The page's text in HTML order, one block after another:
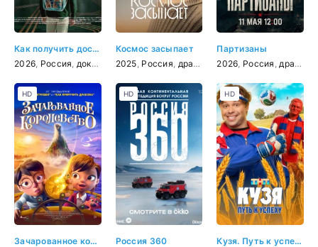
Как получить доступ ко всему: Реверс-инжиниринг
2026 Россия документальный
Космос засыпает
2025 Россия драма
Партизаны
2026 Россия драма
Зачарованное королевство
HD
Россия 360
HD
Кузя. Путь к успеху
HD